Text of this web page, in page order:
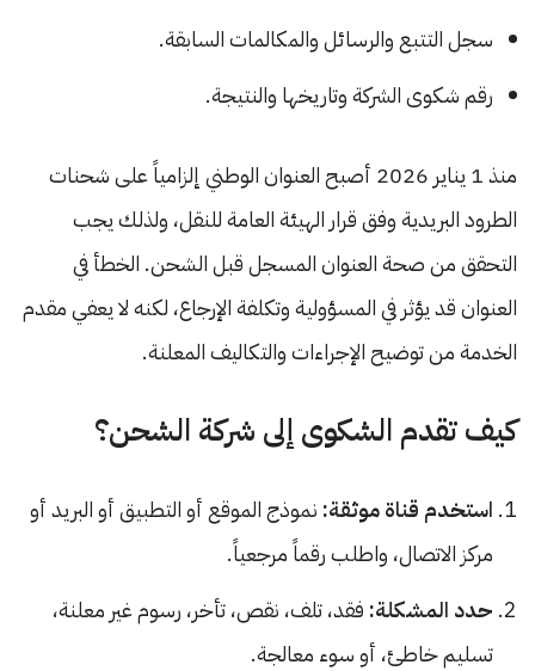
سجل التتبع والرسائل والمكالمات السابقة.
رقم شكوى الشركة وتاريخها والنتيجة.
منذ 1 يناير 2026 أصبح العنوان الوطني إلزامياً على شحنات
الطرود البريدية وفق قرار الهيئة العامة للنقل، ولذلك يجب
التحقق من صحة العنوان المسجل قبل الشحن. الخطأ في
العنوان قد يؤثر في المسؤولية وتكلفة الإرجاع، لكنه لا يعفي مقدم
الخدمة من توضيح الإجراءات والتكاليف المعلنة.
كيف تقدم الشكوى إلى شركة الشحن؟
استخدم قناة موثقة: نموذج الموقع أو التطبيق أو البريد أو
مركز الاتصال، واطلب رقماً مرجعياً.
حدد المشكلة: فقد، تلف، نقص، تأخر، رسوم غير معلنة،
تسليم خاطئ، أو سوء معالجة.